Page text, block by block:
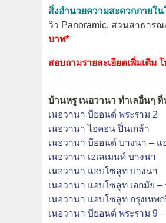
สิ่งอำนวยความสะดวกภายใน
วิว Panoramic, สวนสาธาร
บาท*
สอบถามรายละเอียดเพิ่มเติม
บ้านหรู เนอวานา ทำเลอื่นๆ
เนอวานา บียอนด์ พระราม 2
เนอวานา ไอคอน ปิ่นเกล้า
เนอวานา บียอนด์ บางนา – แ
เนอวานา เอเลเมนท์ บางนา
เนอวานา แอบโซลูท บางนา
เนอวานา แอบโซลูท เอกมัย –
เนอวานา แอบโซลูท กรุงเทพ
เนอวานา บียอนด์ พระราม 9